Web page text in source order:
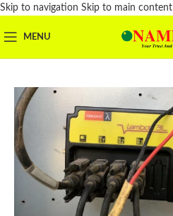
Skip to navigation Skip to main content
MENU